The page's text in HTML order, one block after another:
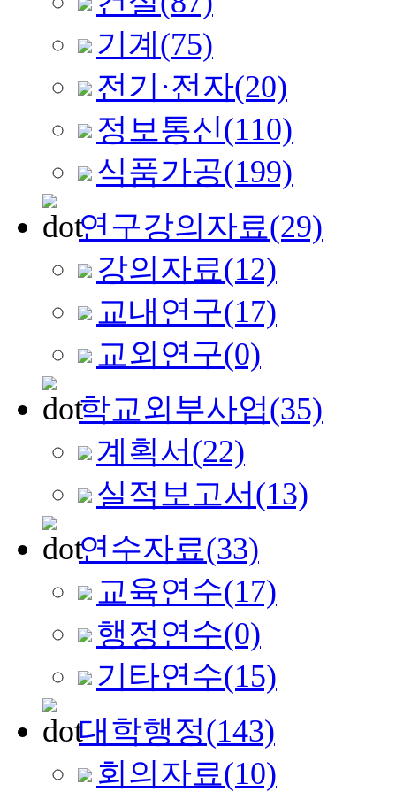
기계 (75)
전기·전자(20)
정보통신(110)
식품가공(199)
연구강의자료(29)
강의자료(12)
교내연구(17)
교외연구(0)
학교외부사업(35)
계획서 (22)
실적보고서 (13)
연수자료(33)
교육연수(17)
행정연수(0)
기타연수(15)
대학행정(143)
회의자료(10)